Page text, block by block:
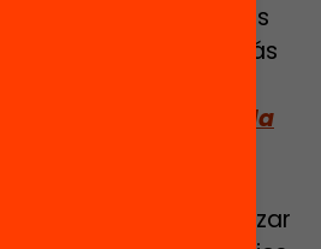
de los colectivos y las
y adolescentes más
ómo impulsar la
de la escuel
un modelo de
orientado a garantizar